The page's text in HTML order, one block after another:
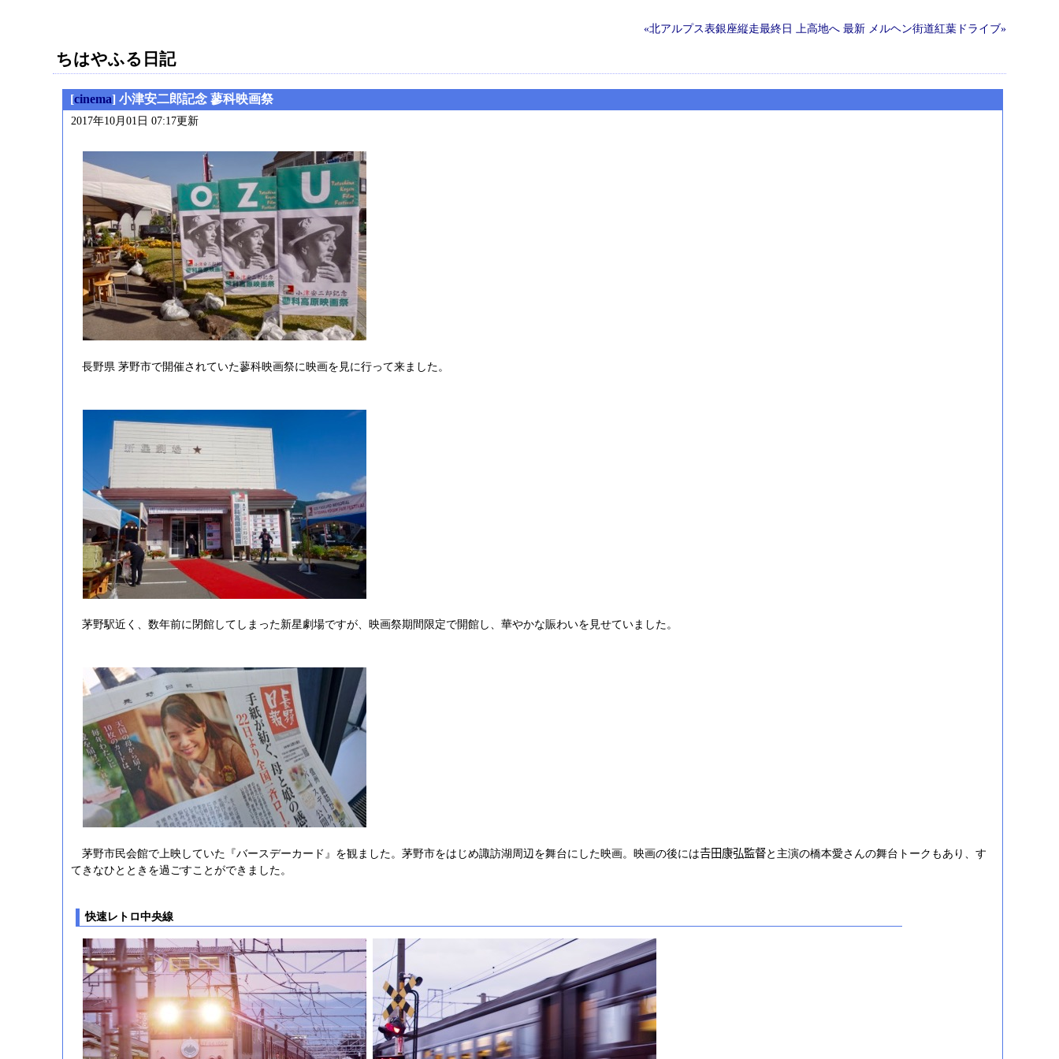
«北アルプス表銀座縦走最終日 上高地へ 最新 メルヘン街道紅葉ドライブ»
ちはやふる日記
[cinema] 小津安二郎記念 蓼科映画祭
2017年10月01日 07:17更新
長野県 茅野市で開催されていた蓼科映画祭に映画を見に行って来ました。
茅野駅近く、数年前に閉館してしまった新星劇場ですが、映画祭期間限定で開館し、華やかな賑わいを見せていました。
茅野市民会館で上映していた『バースデーカード』を観ました。茅野市をはじめ諏訪湖周辺を舞台にした映画。映画の後には𠮷田康弘監督と主演の橋本愛さんの舞台トークもあり、す
てきなひとときを過ごすことができました。
快速レトロ中央線